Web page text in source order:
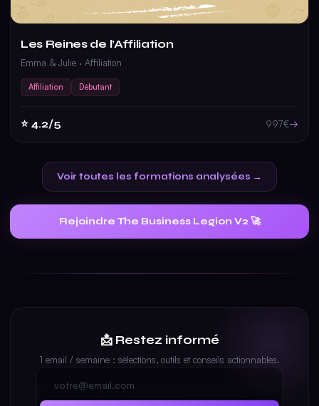
Les Reines de l’Affiliation
Emma & Julie · Affiliation
Affiliation Débutant
⭐ 4.2/5 997€→
Voir toutes les formations analysées →
Rejoindre The Business Legion V2 🚀
📩 Restez informé
1 email / semaine : sélections, outils et conseils actionnables.